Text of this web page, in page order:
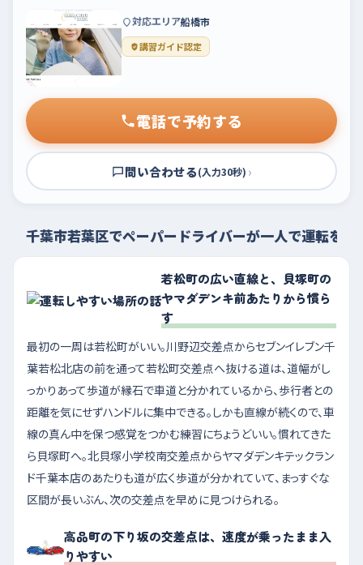
対応エリア船橋市
講習ガイド認定
電話で予約する
問い合わせる(入力30秒) ›
千葉市若葉区でペーパードライバーが一人で運転を練
若松町の広い直線と、貝塚町の
ヤマダデンキ前あたりから慣ら
す
最初の一周は若松町がいい。川野辺交差点からセブンイレブン千
葉若松北店の前を通って若松町交差点へ抜ける道は、道幅がし
っかりあって歩道が縁石で車道と分かれているから、歩行者との
距離を気にせずハンドルに集中できる。しかも直線が続くので、車
線の真ん中を保つ感覚をつかむ練習にちょうどいい。慣れてきた
ら貝塚町へ。北貝塚小学校南交差点からヤマダデンキテックラン
ド千葉本店のあたりも道が広く歩道が分かれていて、まっすぐな
区間が長いぶん、次の交差点を早めに見つけられる。
高品町の下り坂の交差点は、速度が乗ったまま入
りやすい